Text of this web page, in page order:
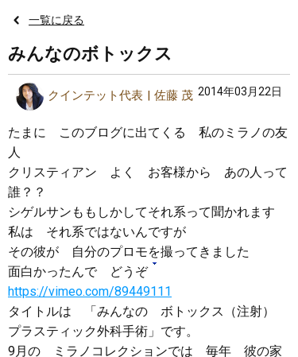
一覧に戻る
みんなのボトックス
クインテット代表 佐藤 茂 2014年03月22日
たまに このブログに出てくる 私のミラノの友
人
クリスティアン よく お客様から あの人って
誰？？
シゲルサンももしかしてそれ系って聞かれます
私は それ系ではないんですが
その彼が 自分のプロモを撮ってきました
面白かったんで どうぞ
https://vimeo.com/89449111
タイトルは 「みんなの ボトックス（注射）
プラスティック外科手術」です。
9月の ミラノコレクションでは 毎年 彼の家